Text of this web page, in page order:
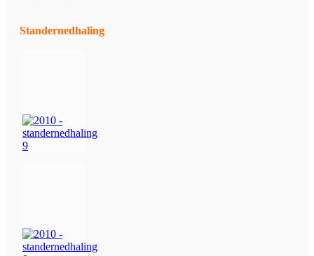
Standernedhaling